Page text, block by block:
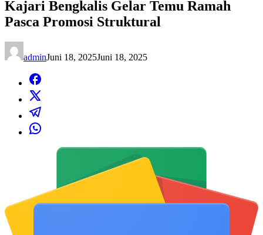
Kajari Bengkalis Gelar Temu Ramah
Pasca Promosi Struktural
adminJuni 18, 2025Juni 18, 2025